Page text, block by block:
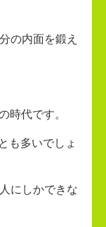
の内面を鍛え
時代です。
も多いでしょ
にしかできな